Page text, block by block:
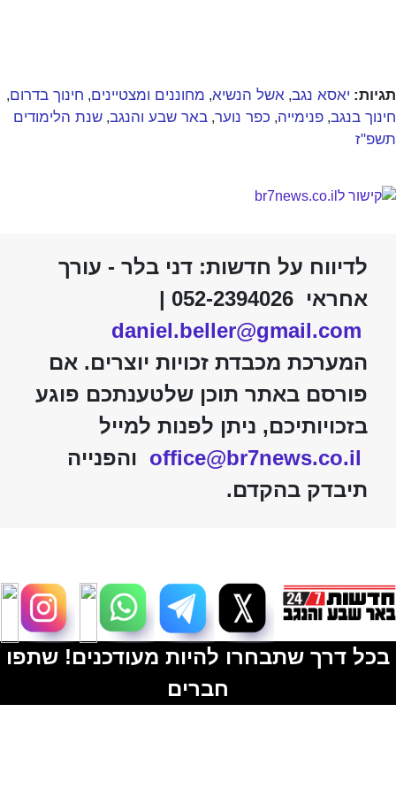
תגיות: יאסא נגב, אשל הנשיא, מחוננים ומצטיינים, חינוך בדרום,
חינוך בנגב, פנימייה, כפר נוער, באר שבע והנגב, שנת הלימודים
תשפ"ז
לדיווח על חדשות: דני בלר - עורך
אחראי 052-2394026 |
daniel.beller@gmail.com
המערכת מכבדת זכויות יוצרים. אם
פורסם באתר תוכן שלטענתכם פוגע
בזכויותיכם, ניתן לפנות למייל
office@br7news.co.il והפנייה
תיבדק בהקדם.
בכל דרך שתבחרו להיות מעודכנים! שתפו
חברים